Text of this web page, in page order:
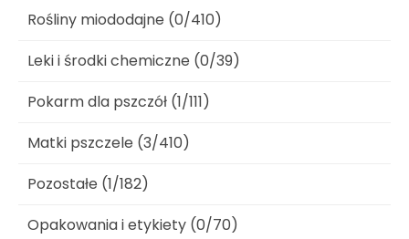
Rośliny miododajne (0/410)
Leki i środki chemiczne (0/39)
Pokarm dla pszczół (1/111)
Matki pszczele (3/410)
Pozostałe (1/182)
Opakowania i etykiety (0/70)